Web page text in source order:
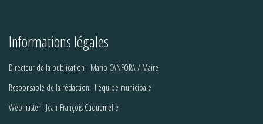
Informations légales
Directeur de la publication : Mario CANFORA / Maire
Responsable de la rédaction : l'équipe municipale
Webmaster : Jean-François Cuquemelle